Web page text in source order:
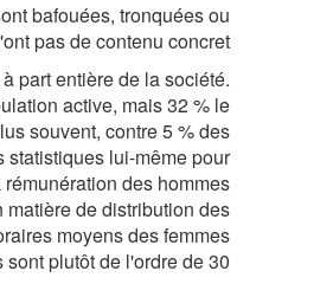
bafouées, tronquées ou
pas de contenu concret.
part entière de la société.
active, mais 32 % le
souvent, contre 5 % des
lui-même pour
des hommes
de distribution des
moyens des femmes
plutôt de l'ordre de 30 %.